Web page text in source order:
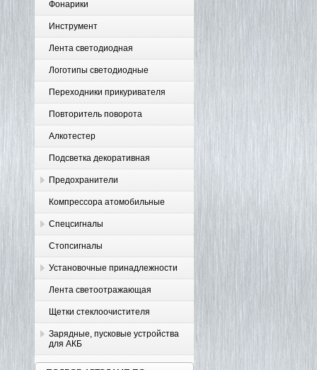
Фонарики
Инструмент
Лента светодиодная
Логотипы светодиодные
Переходники прикуривателя
Повторитель поворота
Алкотестер
Подсветка декоративная
Предохранители
Компрессора атомобильные
Спецсигналы
Стопсигналы
Установочные принадлежности
Лента светоотражающая
Щетки стеклоочистителя
Зарядные, пусковые устройства
для АКБ